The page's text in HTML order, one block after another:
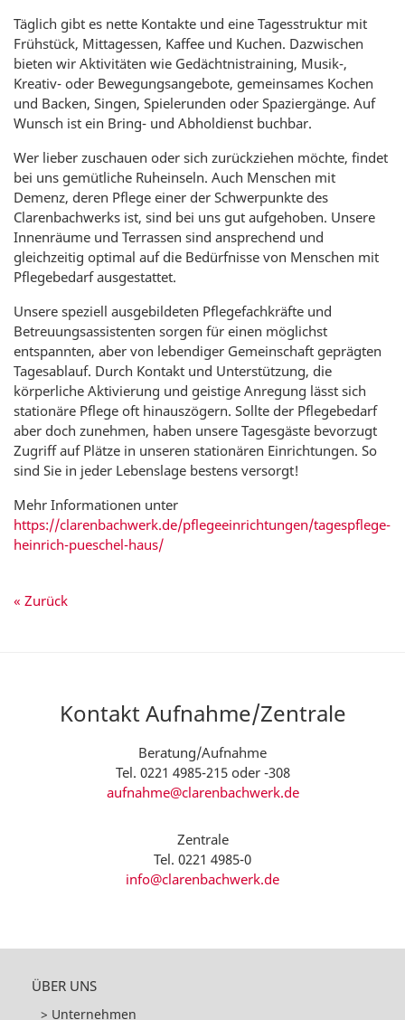
Täglich gibt es nette Kontakte und eine Tagesstruktur mit
Frühstück, Mittagessen, Kaffee und Kuchen. Dazwischen
bieten wir Aktivitäten wie Gedächtnistraining, Musik-,
Kreativ- oder Bewegungsangebote, gemeinsames Kochen
und Backen, Singen, Spielerunden oder Spaziergänge. Auf
Wunsch ist ein Bring- und Abholdienst buchbar.
Wer lieber zuschauen oder sich zurückziehen möchte, findet
bei uns gemütliche Ruheinseln. Auch Menschen mit
Demenz, deren Pflege einer der Schwerpunkte des
Clarenbachwerks ist, sind bei uns gut aufgehoben. Unsere
Innenräume und Terrassen sind ansprechend und
gleichzeitig optimal auf die Bedürfnisse von Menschen mit
Pflegebedarf ausgestattet.
Unsere speziell ausgebildeten Pflegefachkräfte und
Betreuungsassistenten sorgen für einen möglichst
entspannten, aber von lebendiger Gemeinschaft geprägten
Tagesablauf. Durch Kontakt und Unterstützung, die
körperliche Aktivierung und geistige Anregung lässt sich
stationäre Pflege oft hinauszögern. Sollte der Pflegebedarf
aber doch zunehmen, haben unsere Tagesgäste bevorzugt
Zugriff auf Plätze in unseren stationären Einrichtungen. So
sind Sie in jeder Lebenslage bestens versorgt!
Mehr Informationen unter
https://clarenbachwerk.de/pflegeeinrichtungen/tagespflege-
heinrich-pueschel-haus/
« Zurück
Kontakt Aufnahme/Zentrale
Beratung/Aufnahme
Tel. 0221 4985-215 oder -308
aufnahme@clarenbachwerk.de
Zentrale
Tel. 0221 4985-0
info@clarenbachwerk.de
ÜBER UNS
Unternehmen